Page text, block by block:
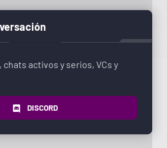
activos y serios, VCs y
DISCORD